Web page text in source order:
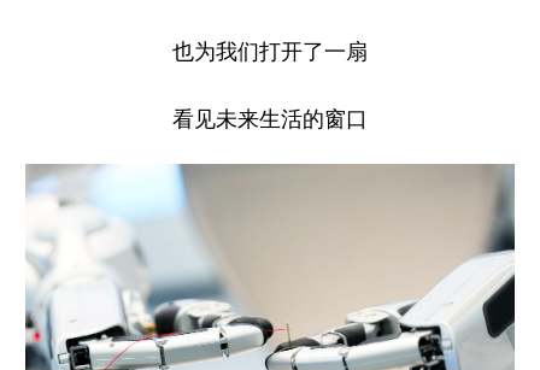
也为我们打开了一扇
看见未来生活的窗口